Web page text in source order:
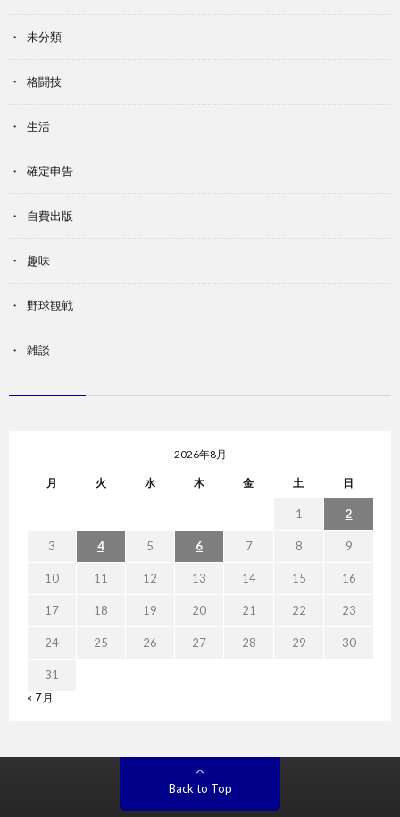
未分類
格闘技
生活
確定申告
自費出版
趣味
野球観戦
雑談
2026年8月
月 火 水 木 金 土 日
1 2
3 4 5 6 7 8 9
10 11 12 13 14 15 16
17 18 19 20 21 22 23
24 25 26 27 28 29 30
31
« 7月
Back to Top